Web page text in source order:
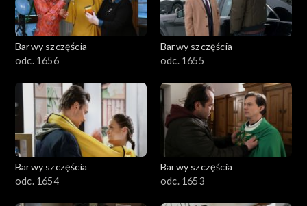
Barwy szczęścia
odc. 1656
Barwy szczęścia
odc. 1655
Barwy szczęścia
odc. 1654
Barwy szczęścia
odc. 1653